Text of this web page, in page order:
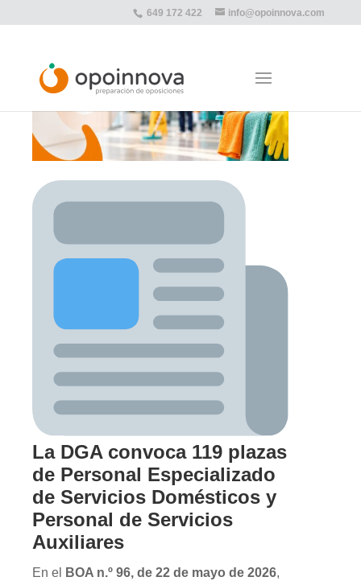
649 172 422 info@opoinnova.com
La DGA convoca 119 plazas
de Personal Especializado
de Servicios Domésticos y
Personal de Servicios
Auxiliares
En el BOA n.º 96, de 22 de mayo de 2026,